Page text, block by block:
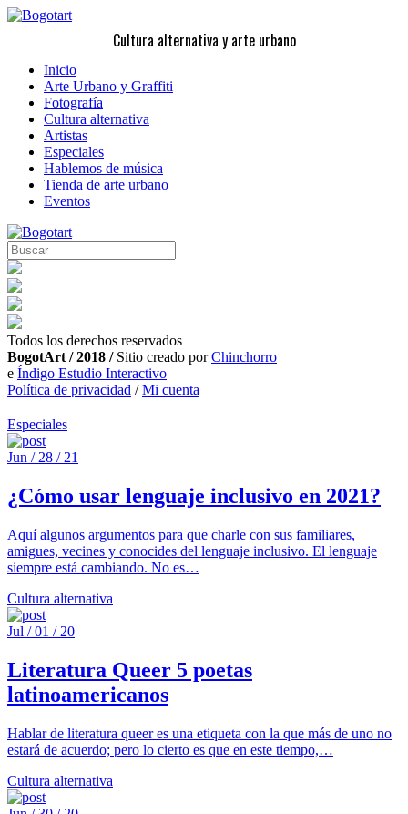
Cultura alternativa y arte urbano
Inicio
Arte Urbano y Graffiti
Fotografía
Cultura alternativa
Artistas
Especiales
Hablemos de música
Tienda de arte urbano
Eventos
Todos los derechos reservados
BogotArt / 2018 /Sitio creado porChinchorro
e Índigo Estudio Interactivo
Política de privacidad /Mi cuenta
Especiales
Jun / 28 / 21
¿Cómo usar lenguaje inclusivo en 2021?
Aquí algunos argumentos para que charle con sus familiares,
amigues, vecines y conocides del lenguaje inclusivo. El lenguaje
siempre está cambiando. No es…
Cultura alternativa
Jul / 01 / 20
Literatura Queer 5 poetas
latinoamericanos
Hablar de literatura queer es una etiqueta con la que más de uno no
estará de acuerdo; pero lo cierto es que en este tiempo,…
Cultura alternativa